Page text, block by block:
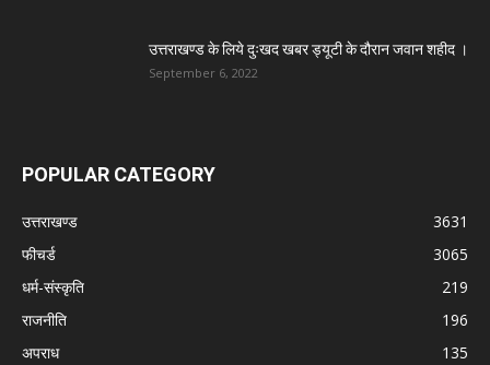
उत्तराखण्ड के लिये दुःखद खबर ड्यूटी के दौरान जवान शहीद ।
September 6, 2022
POPULAR CATEGORY
उत्तराखण्ड
3631
फीचर्ड
3065
धर्म-संस्कृति
219
राजनीति
196
अपराध
135